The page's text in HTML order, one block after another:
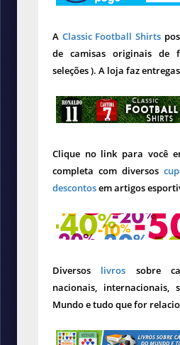
A Classic Football Shirts
de camisas originais de
seleções ). A loja faz
Clique no link para você
completa com diversos
descontosem artigos
Diversos livros sobre
nacionais, internacionais,
Mundo e tudo que for